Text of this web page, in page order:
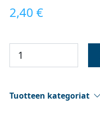
2,40 €
Tuotteen kategoriat